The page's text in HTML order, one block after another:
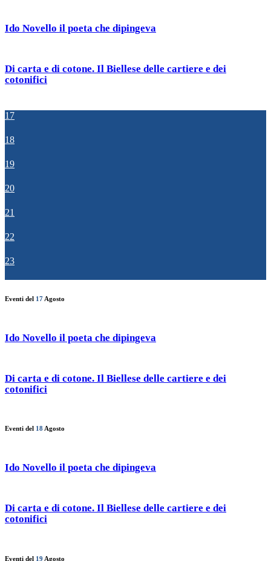
Ido Novello il poeta che dipingeva
Di carta e di cotone. Il Biellese delle cartiere e dei
cotonifici
17
18
19
20
21
22
23
Eventi del 17 Agosto
Ido Novello il poeta che dipingeva
Di carta e di cotone. Il Biellese delle cartiere e dei
cotonifici
Eventi del 18 Agosto
Ido Novello il poeta che dipingeva
Di carta e di cotone. Il Biellese delle cartiere e dei
cotonifici
Eventi del 19 Agosto